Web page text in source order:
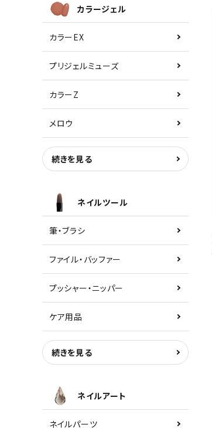
カラージェル
カラーEX
プリジェルミューズ
カラーZ
メロウ
続きを見る
ネイルツール
筆・ブラシ
ファイル・バッファー
プッシャー・ニッパー
ケア用品
続きを見る
ネイルアート
ネイルパーツ